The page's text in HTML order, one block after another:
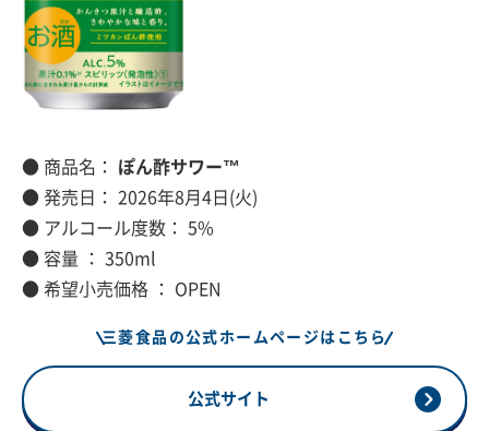
● 商品名： ぽん酢サワー™
● 発売日： 2026年8月4日(火)
● アルコール度数： 5%
● 容量 ： 350ml
● 希望小売価格 ： OPEN
三菱食品の公式ホームページはこちら
公式サイト